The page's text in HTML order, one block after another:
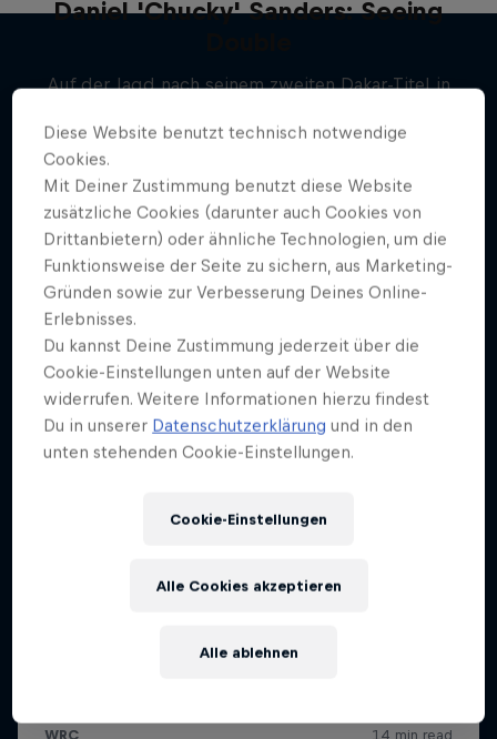
Daniel 'Chucky' Sanders: Seeing
Auf der Jagd nach seinem zweiten Dakar-Titel in
Diese Website benutzt technisch notwendige
Cookies.
Mit Deiner Zustimmung benutzt diese Website
zusätzliche Cookies (darunter auch Cookies von
Drittanbietern) oder ähnliche Technologien, um die
Funktionsweise der Seite zu sichern, aus Marketing-
Gründen sowie zur Verbesserung Deines Online-
Erlebnisses.
Du kannst Deine Zustimmung jederzeit über die
Cookie-Einstellungen unten auf der Website
widerrufen. Weitere Informationen hierzu findest
Du in unserer Datenschutzerklärung und in den
unten stehenden Cookie-Einstellungen.
Cookie-Einstellungen
Alle ablehnen
Alle Cookies akzeptieren